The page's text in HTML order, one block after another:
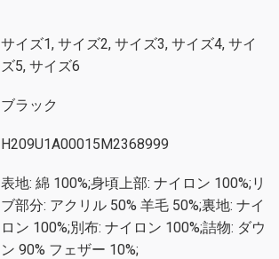
サイズ1, サイズ2, サイズ3, サイズ4, サイ
ズ5, サイズ6
ブラック
H209U1A00015M2368999
表地: 綿 100%;身頃上部: ナイロン 100%;リ
ブ部分: アクリル 50% 羊毛 50%;裏地: ナイ
ロン 100%;別布: ナイロン 100%;詰物: ダウ
ン 90% フェザー 10%;